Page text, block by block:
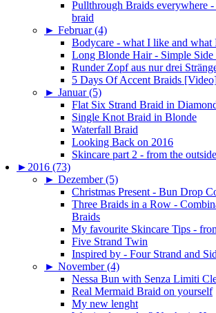
Pullthrough Braids everywhere
braid
► Februar (4)
Bodycare - what I like and what
Long Blonde Hair - Simple Side
Runder Zopf aus nur drei
5 Days Of Accent Braids
► Januar (5)
Flat Six Strand Braid in
Single Knot Braid in Blonde
Waterfall Braid
Looking Back on 2016
Skincare part 2 - from the outside
► 2016 (73)
► Dezember (5)
Christmas Present - Bun Drop
Three Braids in a Row -
Braids
My favourite Skincare Tips -
Five Strand Twin
Inspired by - Four Strand and
► November (4)
Nessa Bun with Senza Limiti
Real Mermaid Braid on yourself
My new lenght